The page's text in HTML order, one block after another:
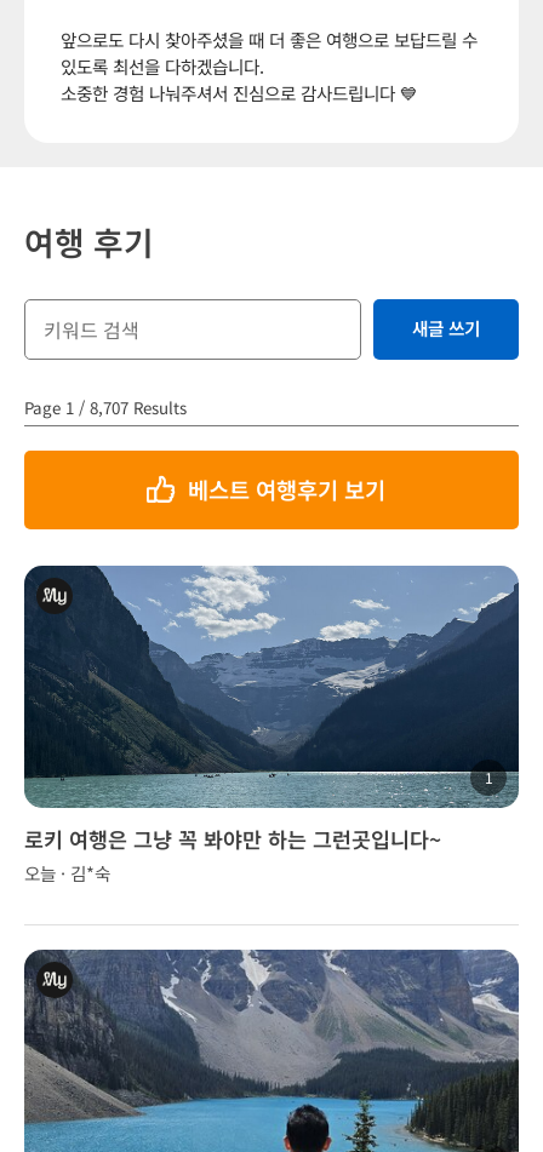
앞으로도 다시 찾아주셨을 때 더 좋은 여행으로 보답드릴 수
있도록 최선을 다하겠습니다.
소중한 경험 나눠주셔서 진심으로 감사드립니다 💙
여행 후기
새글 쓰기
Page 1 / 8,707 Results
베스트 여행후기 보기
1
로키 여행은 그냥 꼭 봐야만 하는 그런곳입니다~
오늘 · 김*숙